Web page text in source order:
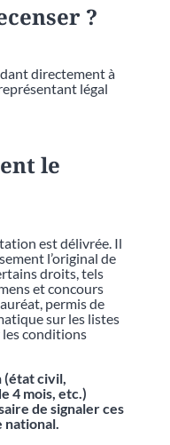
?
directement à
légal
le
est délivrée. Il
l’original de
droits, tels
et concours
permis de
sur les listes
les conditions
(état civil,
4 mois, etc.)
de signaler ces